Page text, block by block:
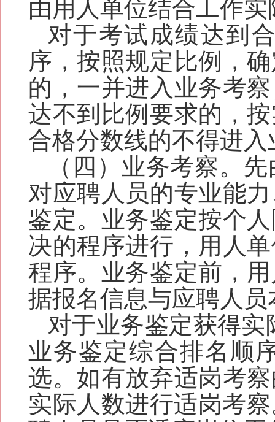
由用人单位结合工作
对于考试成绩达到
序，按照规定 比例 ，
的，一并进入业务考察
达不到 比例要求的，
合格分数线的不得进入
（四）业务考察。
对应聘人员的专业能
鉴定。业务鉴定按个
决的程序进行，用人
程序。 业务鉴定前，
据报名信息与应聘人
对于业务鉴定获得实
业务鉴定综合排名顺
选。 如有放弃适岗考
实际人数进行适岗考察